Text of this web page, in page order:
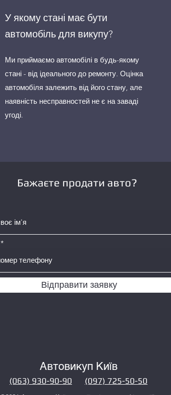
У якому стані має бути
автомобіль для викупу?
Ми приймаємо автомобілі в будь-якому
стані - від ідеального до ремонту. Оцінка
автомобіля залежить від його стану, але
наявність несправностей не є на заваді
угоді.
Бажаєте продати авто?
Відправити заявку
Автовикуп Київ
(063) 930-90-90 (097) 725-50-50